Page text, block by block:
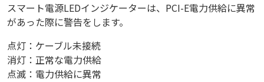
スマート電源LEDインジケーターは、PCI-E電力供給に異常
があった際に警告をします。
点灯：ケーブル未接続
消灯：正常な電力供給
点滅：電力供給に異常